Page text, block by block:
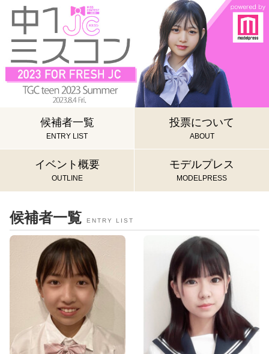
候補者一覧
ENTRY LIST
投票について
ABOUT
イベント概要
OUTLINE
モデルプレス
MODELPRESS
候補者一覧 ENTRY LIST